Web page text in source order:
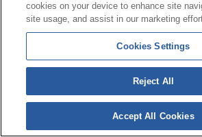
cookies on your device to enhance site
site usage, and assist in our marketing
Cookies Settings
Reject All
Accept All Cookies